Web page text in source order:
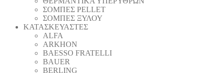
ΣΟΜΠΕΣ PELLET
ΣΟΜΠΕΣ ΞΥΛΟΥ
ΚΑΤΑΣΚΕΥΑΣΤΕΣ
ALFA
ARKHON
BAESSO FRATELLI
BAUER
BERLING